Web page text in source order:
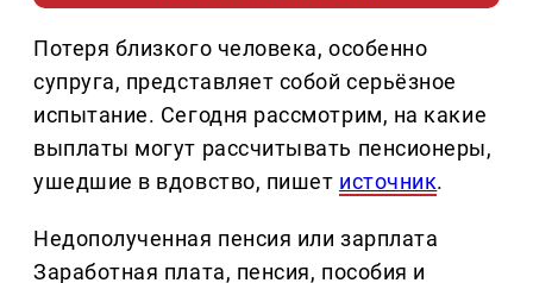
Потеря близкого человека, особенно
супруга, представляет собой серьёзное
испытание. Сегодня рассмотрим, на какие
выплаты могут рассчитывать пенсионеры,
ушедшие в вдовство, пишет источник.
Недополученная пенсия или зарплата
Заработная плата, пенсия, пособия и